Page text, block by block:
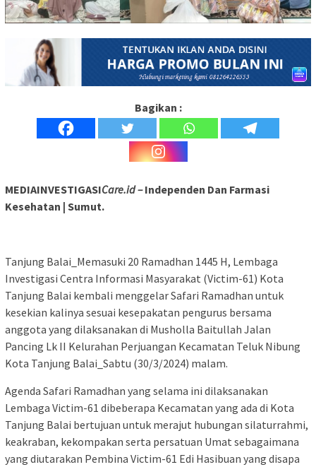
Bagikan :
MEDIAINVESTIGASICare.id –Independen Dan Farmasi
Kesehatan | Sumut.
Tanjung Balai_Memasuki 20 Ramadhan 1445 H, Lembaga
Investigasi Centra Informasi Masyarakat (Victim-61) Kota
Tanjung Balai kembali menggelar Safari Ramadhan untuk
kesekian kalinya sesuai kesepakatan pengurus bersama
anggota yang dilaksanakan di Musholla Baitullah Jalan
Pancing Lk II Kelurahan Perjuangan Kecamatan Teluk Nibung
Kota Tanjung Balai_Sabtu (30/3/2024) malam.
Agenda Safari Ramadhan yang selama ini dilaksanakan
Lembaga Victim-61 dibeberapa Kecamatan yang ada di Kota
Tanjung Balai bertujuan untuk merajut hubungan silaturrahmi,
keakraban, kekompakan serta persatuan Umat sebagaimana
yang diutarakan Pembina Victim-61 Edi Hasibuan yang disapa